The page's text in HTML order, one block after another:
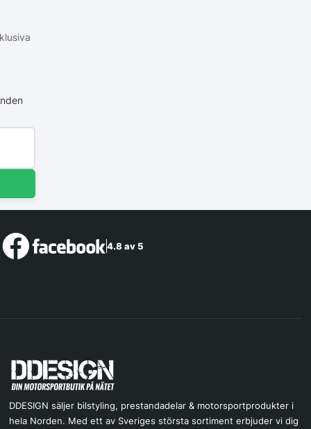
4.8 av 5
DDESIGN säljer bilstyling, prestandadelar & motorsportprodukter i
hela Norden. Med ett av Sveriges största sortiment erbjuder vi dig